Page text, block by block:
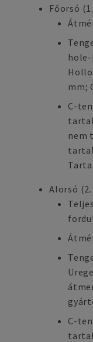
Főorsó
hole-
mm;
C-
nem
Alorsó
C-